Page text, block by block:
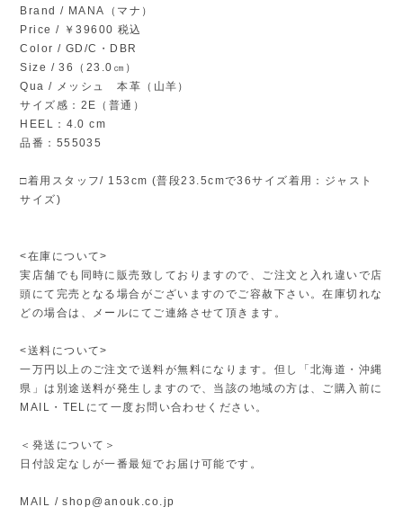
Brand / MANA（マナ）
Price / ￥39600 税込
Color / GD/C・DBR
Size / 36（23.0㎝）
Qua / メッシュ 本革（山羊）
サイズ感：2E（普通）
HEEL：4.0 cm
品番：555035
□着用スタッフ/ 153cm (普段23.5cmで36サイズ着用：ジャスト
サイズ)
<在庫について>
実店舗でも同時に販売致しておりますので、ご注文と入れ違いで店
頭にて完売となる場合がございますのでご容赦下さい。在庫切れな
どの場合は、メールにてご連絡させて頂きます。
<送料について>
一万円以上のご注文で送料が無料になります。但し「北海道・沖縄
県」は別途送料が発生しますので、当該の地域の方は、ご購入前に
MAIL・TELにて一度お問い合わせください。
＜発送について＞
日付設定なしが一番最短でお届け可能です。
MAIL /shop@anouk.co.jp